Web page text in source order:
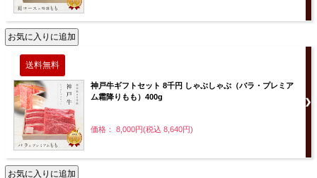
神戸牛ギフトセット 8千円 しゃぶしゃぶ（バラ・プレミア
ム霜降りもも）400g
価格： 8,000円(税込 8,640円)